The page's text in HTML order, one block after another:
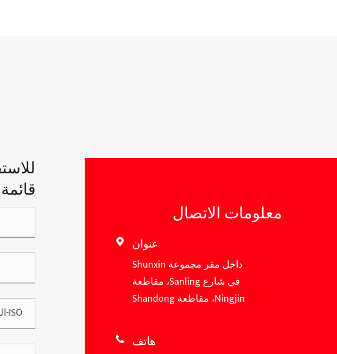
معلومات الاتصال
 عنوان
داخل مقر مجموعة Shunxin
في شارع Sanling، مقاطعة
Ningjin، مقاطعة Shandong
 هاتف